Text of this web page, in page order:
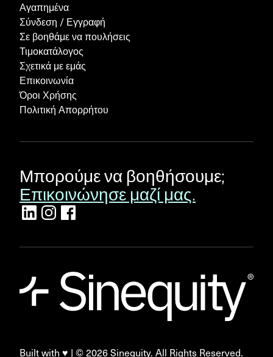
Αγαπημένα
Σύνδεση / Εγγραφή
Σε βοηθάμε να πουλήσεις
Τιμοκατάλογος
Σχετικά με εμάς
Επικοινωνία
Όροι Χρήσης
Πολιτική Απορρήτου
Μπορούμε να βοηθήσουμε;
Επικοινώνησε μαζί μας.
Built with ♥ | ©2026Sinequity. All Rights Reserved.